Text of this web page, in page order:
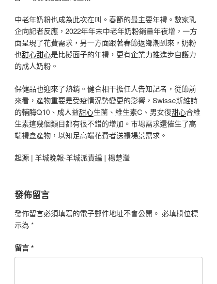
中老年奶粉也成為此次在叫。春節的最主要年禮。數家乳
企向記者反應，2022年年末中老年奶粉銷量年夜增，一方
面呈現了花費需求，另一方面跟著春節返鄉潮到來，奶粉
也甜心甜心是比擬面子的年禮，更有企業力推進步自護力
的成人奶粉。
保健品也迎來了熱銷。健合相干擔任人告知記者，從節前
來看，產物重要是受疫情況勢變更的影響，Swisse斯維詩
的輔酶Q10、成人益甜心生菌、維生素C、男女復甜心合維
生素這幾個類目都有很不錯的增加。市場需求還催生了高
端禮盒產物，以知足高端花費者送禮場景需求。
起源 | 羊城晚報·羊城派責編 | 楊楚瀅
發佈留言
發佈留言必須填寫的電子郵件地址不會公開。 必填欄位標
示為 *
留言*